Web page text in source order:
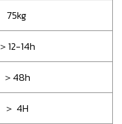
75kg
＞12-14h
＞48h
＞ 4H